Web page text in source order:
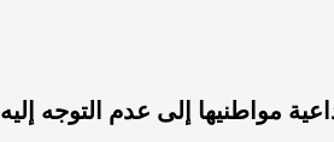
مواطنيها إلى عدم التوجه إليه